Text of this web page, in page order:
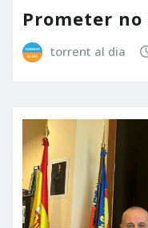
Prometer
torrent al dia